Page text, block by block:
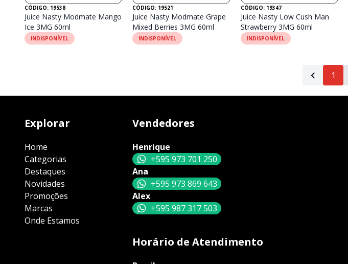
CÓDIGO: 19538
Juice Nasty Modmate Mango
Ice 3MG 60ml
INDISPONÍVEL
CÓDIGO: 19521
Juice Nasty Modmate Grape
Mixed Berries 3MG 60ml
INDISPONÍVEL
CÓDIGO: 19347
Juice Nasty Low Cush Man
Strawberry 3MG 60ml
INDISPONÍVEL
1
Explorar
Home
Categorias
Destaques
Novidades
Promoções
Marcas
Onde Estamos
Vendedores
Henrique
+595 973 701 250
Ana
+595 973 869 643
Alex
+595 987 317 503
Horário de Atendimento